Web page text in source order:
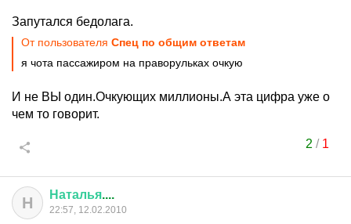
Запутался бедолага.
От пользователя Спец по общим ответам
я чота пассажиром на праворульках очкую
И не ВЫ один.Очкующих миллионы.А эта цифра уже о
чем то говорит.
2 / 1
Н Наталья....
22:57, 12.02.2010